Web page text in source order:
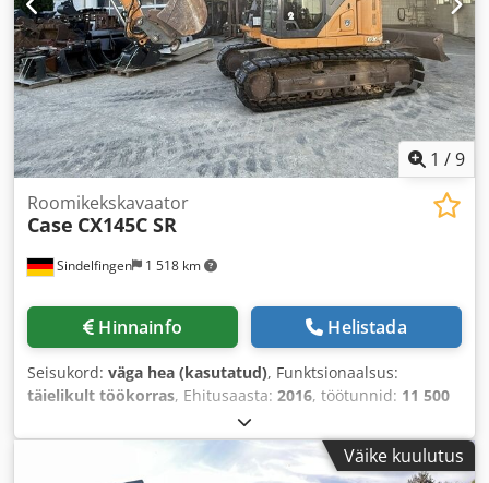
1 /9
Sindelfingen 1 518 km
Roomikekskavaator
Case CX145C SR
Hinnainfo Helistada
Seisukord: väga hea (kasutatud), Funktsionaalsus:
täielikult töökorras, Ehitusaasta: 2016, töötunnid: 11 500
Väike kuulutus